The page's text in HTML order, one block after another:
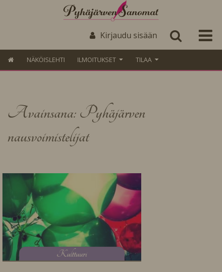
Kirjaudu sisään
NÄKÖISLEHTI ILMOITUKSET TILAA
Avainsana: Pyhäjärven
nausvoimistelijat
Kulttuuri